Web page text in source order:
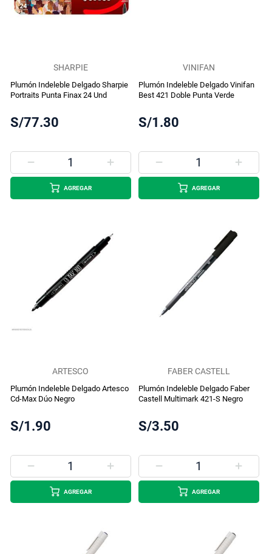
SHARPIE
Plumón Indeleble Delgado Sharpie
Portraits Punta Finax 24 Und
S/77.30
AGREGAR
VINIFAN
Plumón Indeleble Delgado Vinifan
Best 421 Doble Punta Verde
S/1.80
AGREGAR
ARTESCO
Plumón Indeleble Delgado Artesco
Cd-Max Dúo Negro
S/1.90
AGREGAR
FABER CASTELL
Plumón Indeleble Delgado Faber
Castell Multimark 421-S Negro
S/3.50
AGREGAR